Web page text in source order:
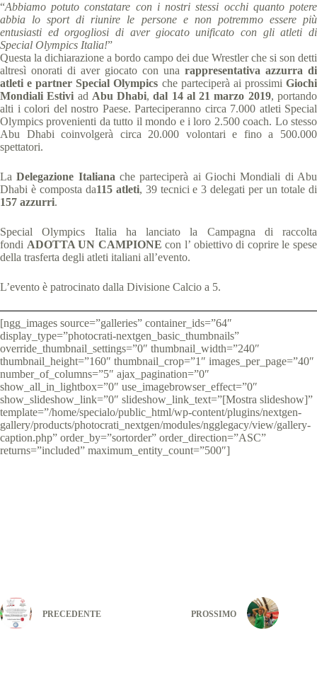
“Abbiamo potuto constatare con i nostri stessi occhi quanto potere
abbia lo sport di riunire le persone e non potremmo essere più
entusiasti ed orgogliosi di aver giocato unificato con gli atleti di
Special Olympics Italia!”
Questa la dichiarazione a bordo campo dei due Wrestler che si son detti
altresì onorati di aver giocato con una rappresentativa azzurra di
atleti e partner Special Olympics che parteciperà ai prossimiGiochi
Mondiali Estivi ad Abu Dhabi,dal 14 al 21 marzo 2019, portando
alti i colori del nostro Paese. Parteciperanno circa 7.000 atleti Special
Olympics provenienti da tutto il mondo e i loro 2.500 coach. Lo stesso
Abu Dhabi coinvolgerà circa 20.000 volontari e fino a 500.000
spettatori.
LaDelegazione Italiana che parteciperà ai Giochi Mondiali di Abu
Dhabi è composta da115 atleti, 39 tecnici e 3 delegati per un totale di
157 azzurri.
Special Olympics Italia ha lanciato la Campagna di raccolta
fondi ADOTTA UN CAMPIONE con l’ obiettivo di coprire le spese
della trasferta degli atleti italiani all’evento.
L’evento è patrocinato dalla Divisione Calcio a 5.
[ngg_images source=”galleries” container_ids=”64″
display_type=”photocrati-nextgen_basic_thumbnails”
override_thumbnail_settings=”0″ thumbnail_width=”240″
thumbnail_height=”160″ thumbnail_crop=”1″ images_per_page=”40″
number_of_columns=”5″ ajax_pagination=”0″
show_all_in_lightbox=”0″ use_imagebrowser_effect=”0″
show_slideshow_link=”0″ slideshow_link_text=”[Mostra slideshow]”
template=”/home/specialo/public_html/wp-content/plugins/nextgen-
gallery/products/photocrati_nextgen/modules/ngglegacy/view/gallery-
caption.php” order_by=”sortorder” order_direction=”ASC”
returns=”included” maximum_entity_count=”500″]
PRECEDENTE PROSSIMO